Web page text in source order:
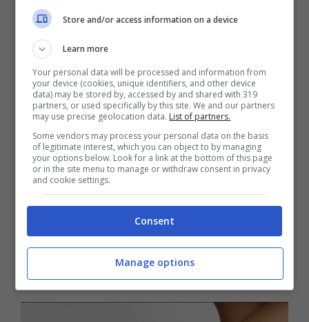
Foto Instagram | Marge Sherwood – Tendenza kitten heels
In alternativa, il contrasto con icargo
pants– una delle tendenze più cool viste
allaCopenhagen Fashion Week– è un altro
grande must degli anni 2000. Basta
lasciare da parte per un momento i nostri
stivali con i lacci!
Store and/or access information on a device
Learn more
Your personal data will be processed and information from
your device (cookies, unique identifiers, and other device
data) may be stored by, accessed by and shared with 319
partners, or used specifically by this site. We and our partners
may use precise geolocation data. List of partners.
Some vendors may process your personal data on the basis
of legitimate interest, which you can object to by managing
your options below. Look for a link at the bottom of this page
or in the site menu to manage or withdraw consent in privacy
and cookie settings.
Consent
Manage options